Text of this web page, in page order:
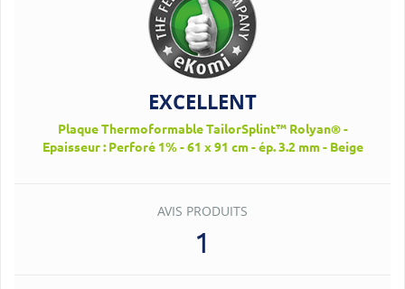
EXCELLENT
Plaque Thermoformable TailorSplint™ Rolyan® -
Epaisseur : Perforé 1% - 61 x 91 cm - ép. 3.2 mm - Beige
AVIS PRODUITS
1